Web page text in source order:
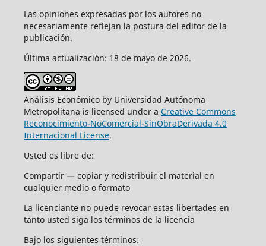
Las opiniones expresadas por los autores no
necesariamente reflejan la postura del editor de la
publicación.
Última actualización: 18 de mayo de 2026.
Análisis Económico by Universidad Autónoma
Metropolitana is licensed under a Creative Commons
Reconocimiento-NoComercial-SinObraDerivada 4.0
Internacional License.
Usted es libre de:
Compartir — copiar y redistribuir el material en
cualquier medio o formato
La licenciante no puede revocar estas libertades en
tanto usted siga los términos de la licencia
Bajo los siguientes términos: